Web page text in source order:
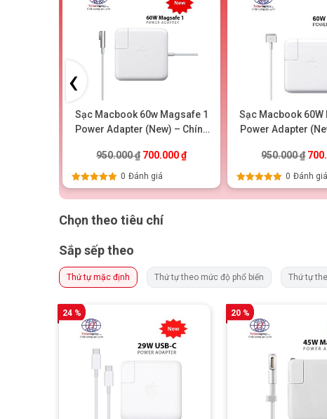
Giá hiện tại là: 1.250.000 ₫.
Sạc Macbook 60w Magsafe 1
Power Adapter (New) – Chính
950.000₫ Giá gốc là: 950.000 ₫.
700.000₫Giá hiện tại là: 700.000 ₫.
Được xếp
0 Đánh giá
Sạc Macbook 60W
Power Adapter
950.000₫ Giá
Được xếp
0 Đánh giá
‹
Chọn theo tiêu chí
Sắp sếp theo
Thứ tự mặc định Thứ tự theo mức độ phổ biến Thứ tự
24 % 20 %